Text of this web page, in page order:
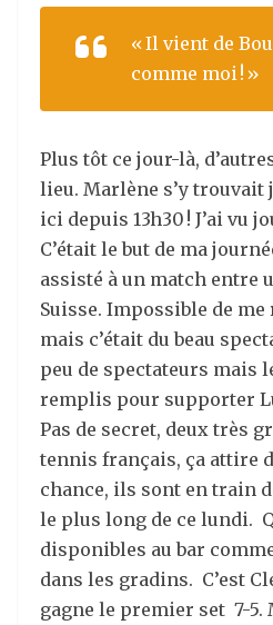
« Il vient de
comme moi ! »
Plus tôt ce jour-là,
lieu. Marlène s’y trouvait
ici depuis 13h30 ! J’ai vu
C’était le but de ma
assisté à un match entre
Suisse. Impossible de
mais c’était du beau
peu de spectateurs mais
remplis pour supporter
Pas de secret, deux très
tennis français, ça attire
chance, ils sont en train
le plus long de ce lundi.
disponibles au bar
dans les gradins. C’est
gagne le premier set 7-5.